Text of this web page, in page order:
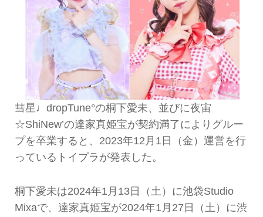
彗星♩dropTune°の桐下愛未、並びに夜宙
☆ShiNew’の達家真姫宝が契約満了によりグルー
プを卒業すると、2023年12月1日（金）運営を行
っているトイプラが発表した。
桐下愛未は2024年1月13日（土）に池袋Studio
Mixaで、達家真姫宝が2024年1月27日（土）に渋